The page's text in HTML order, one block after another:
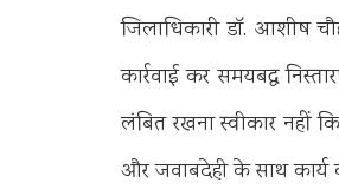
जिलाधिकारी डॉ. आशीष
कार्रवाई कर समयबद्ध
लंबित रखना स्वीकार नहीं
और जवाबदेही के साथ कार्य